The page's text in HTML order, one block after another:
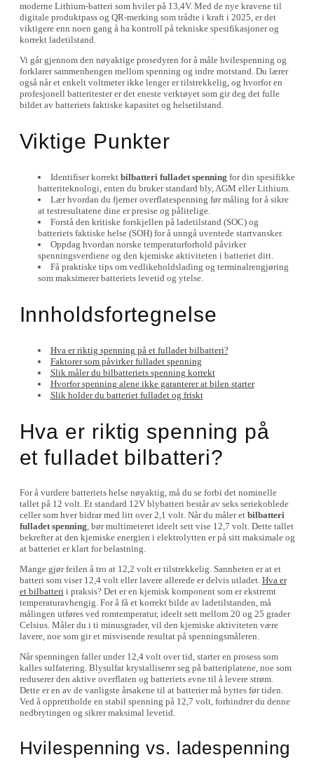
moderne Lithium-batteri som hviler på 13,4V. Med de nye kravene til
digitale produktpass og QR-merking som trådte i kraft i 2025, er det
viktigere enn noen gang å ha kontroll på tekniske spesifikasjoner og
korrekt ladetilstand.
Vi går gjennom den nøyaktige prosedyren for å måle hvilespenning og
forklarer sammenhengen mellom spenning og indre motstand. Du lærer
også når et enkelt voltmeter ikke lenger er tilstrekkelig, og hvorfor en
profesjonell batteritester er det eneste verktøyet som gir deg det fulle
bildet av batteriets faktiske kapasitet og helsetilstand.
Viktige Punkter
Identifiser korrekt bilbatteri fulladet spenning for din spesifikke
batteriteknologi, enten du bruker standard bly, AGM eller Lithium.
Lær hvordan du fjerner overflatespenning før måling for å sikre
at testresultatene dine er presise og pålitelige.
Forstå den kritiske forskjellen på ladetilstand (SOC) og
batteriets faktiske helse (SOH) for å unngå uventede startvansker.
Oppdag hvordan norske temperaturforhold påvirker
spenningsverdiene og den kjemiske aktiviteten i batteriet ditt.
Få praktiske tips om vedlikeholdslading og terminalrengjøring
som maksimerer batteriets levetid og ytelse.
Innholdsfortegnelse
Hva er riktig spenning på et fulladet bilbatteri?
Faktorer som påvirker fulladet spenning
Slik måler du bilbatteriets spenning korrekt
Hvorfor spenning alene ikke garanterer at bilen starter
Slik holder du batteriet fulladet og friskt
Hva er riktig spenning på
et fulladet bilbatteri?
For å vurdere batteriets helse nøyaktig, må du se forbi det nominelle
tallet på 12 volt. Et standard 12V blybatteri består av seks seriekoblede
celler som hver bidrar med litt over 2,1 volt. Når du måler et bilbatteri
fulladet spenning, bør multimeteret ideelt sett vise 12,7 volt. Dette tallet
bekrefter at den kjemiske energien i elektrolytten er på sitt maksimale og
at batteriet er klart for belastning.
Mange gjør feilen å tro at 12,2 volt er tilstrekkelig. Sannheten er at et
batteri som viser 12,4 volt eller lavere allerede er delvis utladet. Hva er
et bilbatterii praksis? Det er en kjemisk komponent som er ekstremt
temperaturavhengig. For å få et korrekt bilde av ladetilstanden, må
målingen utføres ved romtemperatur, ideelt sett mellom 20 og 25 grader
Celsius. Måler du i ti minusgrader, vil den kjemiske aktiviteten være
lavere, noe som gir et misvisende resultat på spenningsmåleren.
Når spenningen faller under 12,4 volt over tid, starter en prosess som
kalles sulfatering. Blysulfat krystalliserer seg på batteriplatene, noe som
reduserer den aktive overflaten og batteriets evne til å levere strøm.
Dette er en av de vanligste årsakene til at batterier må byttes før tiden.
Ved å opprettholde en stabil spenning på 12,7 volt, forhindrer du denne
nedbrytingen og sikrer maksimal levetid.
Hvilespenning vs. ladespenning